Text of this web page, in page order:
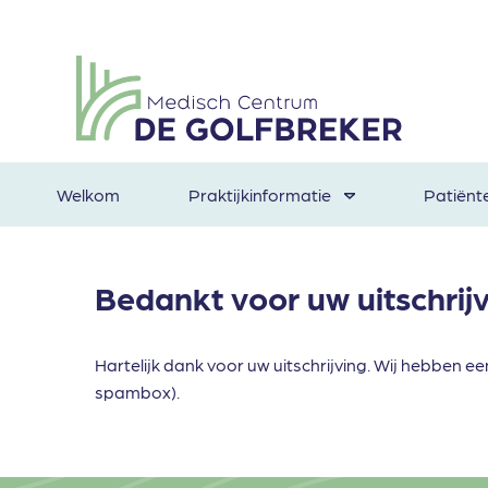
Welkom Praktijkinformatie
Bedankt voor uw
Hartelijk dank voor uw uitschrijving. Wij hebben
spambox).